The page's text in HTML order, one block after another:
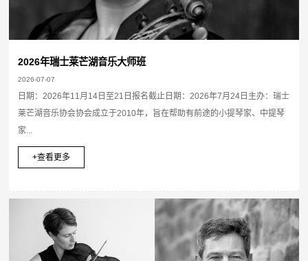
2026年瑞士莱芒湖音乐大师班
2026-07-07
日期：2026年11月14日至21日报名截止日期：2026年7月24日主办：瑞士
莱芒湖音乐协会协会成立于2010年，旨在帮助有前途的小提琴家、中提琴
家...
+查看更多